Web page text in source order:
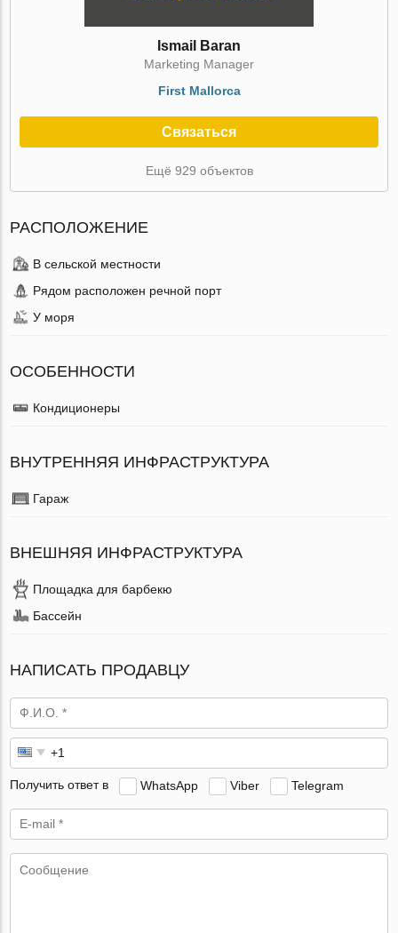
Ismail Baran
Marketing Manager
First Mallorca
Связаться
Ещё 929 объектов
РАСПОЛОЖЕНИЕ
В сельской местности
Рядом расположен речной порт
У моря
ОСОБЕННОСТИ
Кондиционеры
ВНУТРЕННЯЯ ИНФРАСТРУКТУРА
Гараж
ВНЕШНЯЯ ИНФРАСТРУКТУРА
Площадка для барбекю
Бассейн
НАПИСАТЬ ПРОДАВЦУ
Получить ответ в WhatsApp Viber Telegram